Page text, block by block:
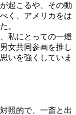
起こるや、その動
く、アメリカをは
。
私にとっての一燈
女共同参画を推し
いを強くしていま
照的で、一斎と出